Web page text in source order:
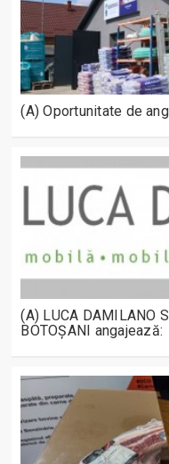
(A) Oportunitate de
(A) LUCA DAMILANO
BOTOȘANI angajează: